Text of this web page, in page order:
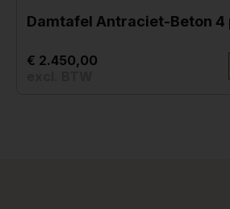
Damtafel Antraciet-Beton 4
€ 2.450,00